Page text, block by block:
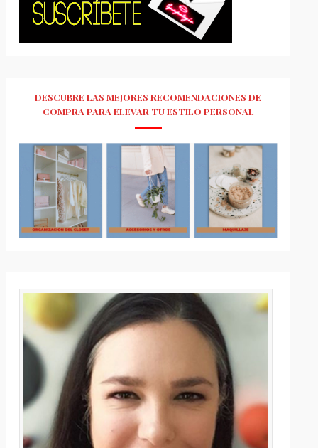
DESCUBRE LAS MEJORES RECOMENDACIONES DE
COMPRA PARA ELEVAR TU ESTILO PERSONAL